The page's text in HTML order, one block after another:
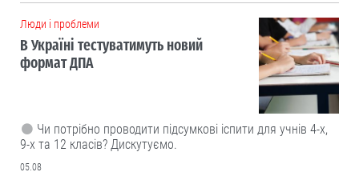
Люди і проблеми
В Україні тестуватимуть новий
формат ДПА
Чи потрібно проводити підсумкові іспити для учнів 4-х,
9-х та 12 класів? Дискутуємо.
05.08